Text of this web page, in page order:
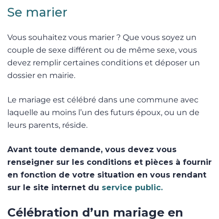
Se marier
Vous souhaitez vous marier ? Que vous soyez un
couple de sexe différent ou de même sexe, vous
devez remplir certaines conditions et déposer un
dossier en mairie.
Le mariage est célébré dans une commune avec
laquelle au moins l’un des futurs époux, ou un de
leurs parents, réside.
Avant toute demande, vous devez vous
renseigner sur les conditions et pièces à fournir
en fonction de votre situation en vous rendant
sur le site internet du service public.
Célébration d’un mariage en